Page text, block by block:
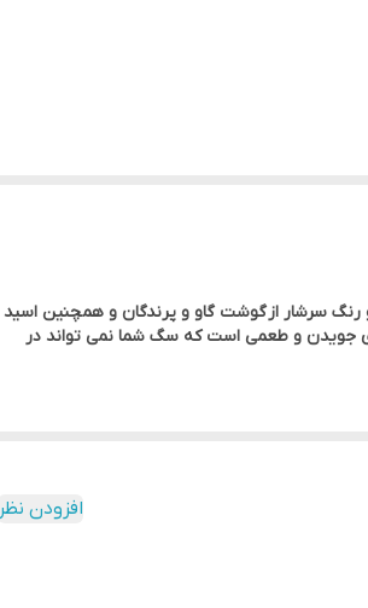
سرشار از گوشت گاو و پرندگان و همچنین اسید
برای جویدن و طعمی است که سگ شما نمی تواند در
افزودن نظر